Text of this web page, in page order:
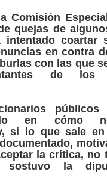
Comisión
quejas de
intentado coartar
en contra
con las que
de los
públicos
en cómo
si lo que sale
la crítica, no
sostuvo la